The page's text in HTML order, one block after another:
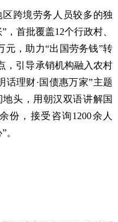
跨境劳务人员较多的独
首批覆盖12个行政村、
元，助力“出国劳务钱”转
，引导承销机构融入农村
话理财·国债惠万家”主题
头，用朝汉双语讲解国
份，接受咨询1200余人
。